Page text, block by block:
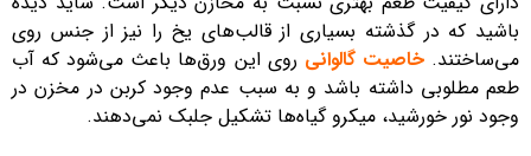
باشید که در گذشته بسیاری از قالب‌های یخ را نیز از جنس روی
می‌ساختند.خاصیت گالوانی روی این ورق‌ها باعث می‌شود که آب
طعم مطلوبی داشته باشد و به سبب عدم وجود کربن در مخزن در
وجود نور خورشید، میکرو گیاه‌ها تشکیل جلبک نمی‌دهند.